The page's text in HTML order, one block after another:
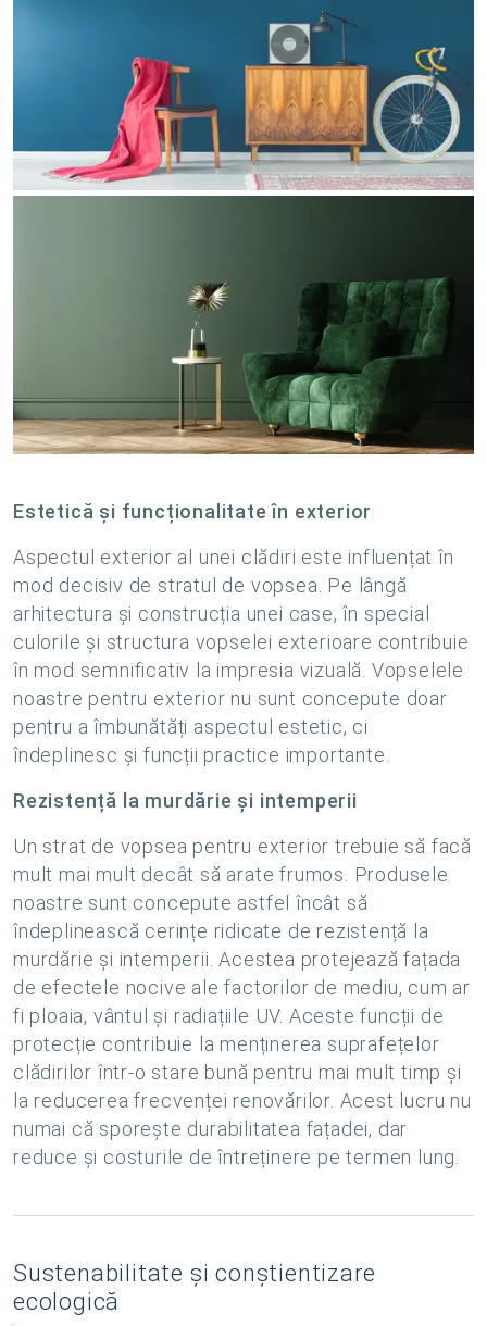
Estetică și funcționalitate în exterior
Aspectul exterior al unei clădiri este influențat în
mod decisiv de stratul de vopsea. Pe lângă
arhitectura și construcția unei case, în special
culorile și structura vopselei exterioare contribuie
în mod semnificativ la impresia vizuală. Vopselele
noastre pentru exterior nu sunt concepute doar
pentru a îmbunătăți aspectul estetic, ci
îndeplinesc și funcții practice importante.
Rezistență la murdărie și intemperii
Un strat de vopsea pentru exterior trebuie să facă
mult mai mult decât să arate frumos. Produsele
noastre sunt concepute astfel încât să
îndeplinească cerințe ridicate de rezistență la
murdărie și intemperii. Acestea protejează fațada
de efectele nocive ale factorilor de mediu, cum ar
fi ploaia, vântul și radiațiile UV. Aceste funcții de
protecție contribuie la menținerea suprafețelor
clădirilor într-o stare bună pentru mai mult timp și
la reducerea frecvenței renovărilor. Acest lucru nu
numai că sporește durabilitatea fațadei, dar
reduce și costurile de întreținere pe termen lung.
Sustenabilitate și conștientizare
ecologică